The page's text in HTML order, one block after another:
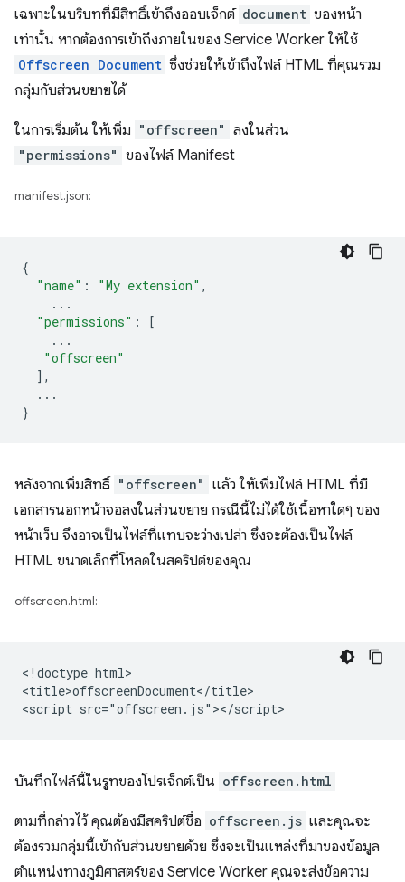
เฉพาะในบริบทที่มีสิทธิ์เข้าถึงออบเจ็กต์ document ของหน้า
เท่านั้น หากต้องการเข้าถึงภายในของ Service Worker ให้ใช้
Offscreen Document ซึ่งช่วยให้เข้าถึงไฟล์ HTML ที่คุณรวม
กลุ่มกับส่วนขยายได้
ในการเริ่มต้น ให้เพิ่ม "offscreen" ลงในส่วน
"permissions" ของไฟล์ Manifest
manifest.json:
{
"name" : "My extension" ,
...
"permissions" :
[
...
"offscreen"
],
...
}
หลังจากเพิ่มสิทธิ์ "offscreen" แล้ว ให้เพิ่มไฟล์ HTML ที่มี
เอกสารนอกหน้าจอลงในส่วนขยาย กรณีนี้ไม่ได้ใช้เนื้อหาใดๆ ของ
หน้าเว็บ จึงอาจเป็นไฟล์ที่แทบจะว่างเปล่า ซึ่งจะต้องเป็นไฟล์
HTML ขนาดเล็กที่โหลดในสคริปต์ของคุณ
offscreen.html:
<!doctype html>
<title>offscreenDocument</title>
บันทึกไฟล์นี้ในรูทของโปรเจ็กต์เป็น offscreen.html
ตามที่กล่าวไว้ คุณต้องมีสคริปต์ชื่อ offscreen.js และคุณจะ
ต้องรวมกลุ่มนี้เข้ากับส่วนขยายด้วย ซึ่งจะเป็นแหล่งที่มาของข้อมูล
ตำแหน่งทางภูมิศาสตร์ของ Service Worker คุณจะส่งข้อความ